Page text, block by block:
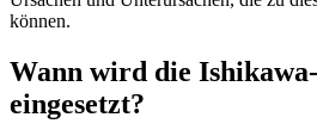
können.
Wann wird die
eingesetzt?